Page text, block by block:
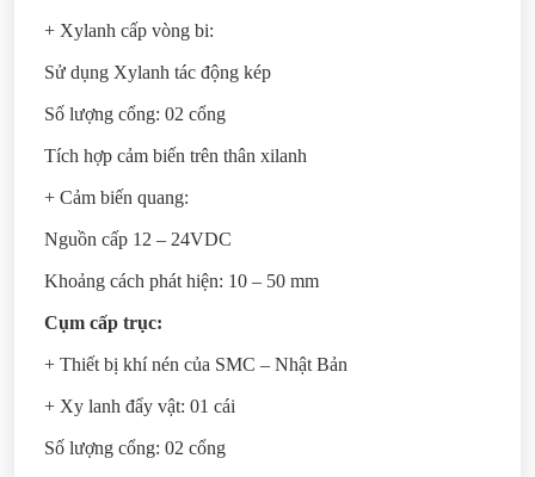
+ Xylanh cấp vòng bi:
Sử dụng Xylanh tác động kép
Số lượng cổng: 02 cổng
Tích hợp cảm biến trên thân xilanh
+ Cảm biến quang:
Nguồn cấp 12 – 24VDC
Khoảng cách phát hiện: 10 – 50 mm
Cụm cấp trục:
+ Thiết bị khí nén của SMC – Nhật Bản
+ Xy lanh đẩy vật: 01 cái
Số lượng cổng: 02 cổng